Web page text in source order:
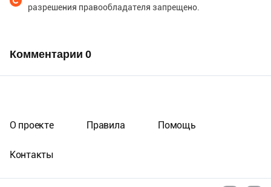
разрешения правообладателя запрещено.
Комментарии 0
О проекте Правила Помощь
Контакты